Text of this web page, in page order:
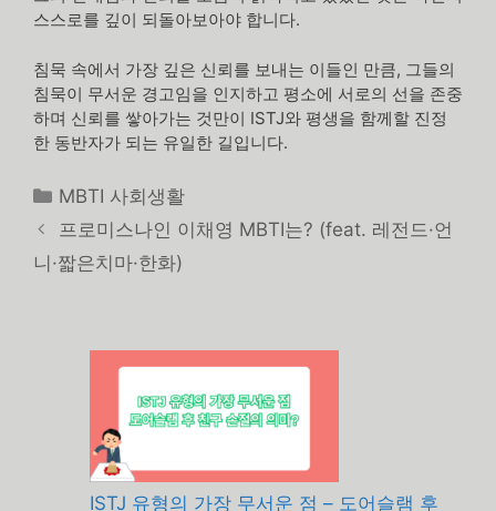
스스로를 깊이 되돌아보아야 합니다.
침묵 속에서 가장 깊은 신뢰를 보내는 이들인 만큼, 그들의
침묵이 무서운 경고임을 인지하고 평소에 서로의 선을 존중
하며 신뢰를 쌓아가는 것만이 ISTJ와 평생을 함께할 진정
한 동반자가 되는 유일한 길입니다.
카
테
리
MBTI 사회생활
프로미스나인 이채영 MBTI는? (feat. 레전드·언
니·짧은치마·한화)
ISTJ 유형의 가장 무서운 점 – 도어슬램 후